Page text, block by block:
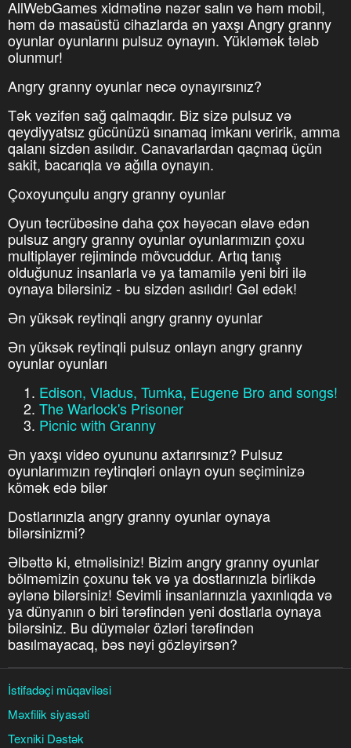
AllWebGames xidmətinə nəzər salın və həm mobil,
həm də masaüstü cihazlarda ən yaxşı Angry granny
oyunlar oyunlarını pulsuz oynayın. Yükləmək tələb
olunmur!
Angry granny oyunlar necə oynayırsınız?
Tək vəzifən sağ qalmaqdır. Biz sizə pulsuz və
qeydiyyatsız gücünüzü sınamaq imkanı veririk, amma
qalanı sizdən asılıdır. Canavarlardan qaçmaq üçün
sakit, bacarıqla və ağılla oynayın.
Çoxoyunçulu angry granny oyunlar
Oyun təcrübəsinə daha çox həyəcan əlavə edən
pulsuz angry granny oyunlar oyunlarımızın çoxu
multiplayer rejimində mövcuddur. Artıq tanış
olduğunuz insanlarla və ya tamamilə yeni biri ilə
oynaya bilərsiniz - bu sizdən asılıdır! Gəl edək!
Ən yüksək reytinqli angry granny oyunlar
Ən yüksək reytinqli pulsuz onlayn angry granny
oyunlar oyunları
Edison, Vladus, Tumka, Eugene Bro and songs!
The Warlock's Prisoner
Picnic with Granny
Ən yaxşı video oyununu axtarırsınız? Pulsuz
oyunlarımızın reytinqləri onlayn oyun seçiminizə
kömək edə bilər
Dostlarınızla angry granny oyunlar oynaya
bilərsinizmi?
Əlbəttə ki, etməlisiniz! Bizim angry granny oyunlar
bölməmizin çoxunu tək və ya dostlarınızla birlikdə
əylənə bilərsiniz! Sevimli insanlarınızla yaxınlıqda və
ya dünyanın o biri tərəfindən yeni dostlarla oynaya
bilərsiniz. Bu düymələr özləri tərəfindən
basılmayacaq, bəs nəyi gözləyirsən?
İstifadəçi müqaviləsi
Məxfilik siyasəti
Texniki Dəstək